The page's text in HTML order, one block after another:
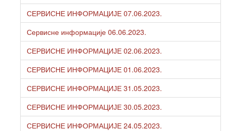
СЕРВИСНЕ ИНФОРМАЦИЈЕ 07.06.2023.
Сервисне информације 06.06.2023.
СЕРВИСНЕ ИНФОРМАЦИЈЕ 02.06.2023.
СЕРВИСНЕ ИНФОРМАЦИЈЕ 01.06.2023.
СЕРВИСНЕ ИНФОРМАЦИЈЕ 31.05.2023.
СЕРВИСНЕ ИНФОРМАЦИЈЕ 30.05.2023.
СЕРВИСНЕ ИНФОРМАЦИЈЕ 24.05.2023.